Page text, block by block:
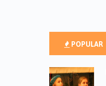
POPULAR